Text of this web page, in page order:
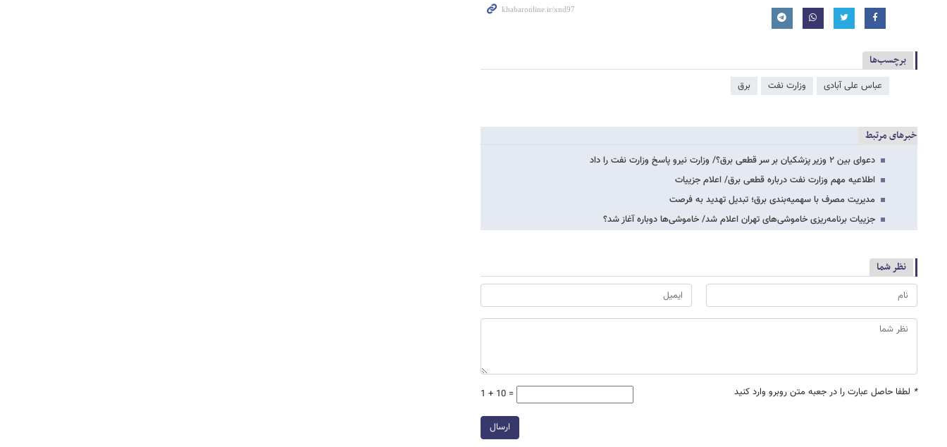
برچسب‌ها
عباس علی آبادی وزارت نفت برق
خبرهای مرتبط
دعوای بین ۲ وزیر پزشکیان بر سر قطعی برق؟/ وزارت نیرو پاسخ وزارت نفت را داد
اطلاعیه مهم وزارت نفت درباره قطعی برق/ اعلام جزییات
مدیریت مصرف با سهمیه‌بندی برق؛ تبدیل تهدید به فرصت
جزییات برنامه‌ریزی خاموشی‌های تهران اعلام شد/ خاموشی‌ها دوباره آغاز شد؟
نظر شما
* لطفا حاصل عبارت را در جعبه متن روبرو وارد کنید 1 + 10 =
ارسال